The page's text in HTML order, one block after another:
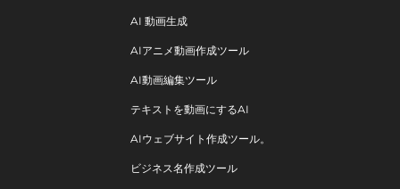
AI 動画生成
AIアニメ動画作成ツール
AI動画編集ツール
テキストを動画にするAI
AIウェブサイト作成ツール。
ビジネス名作成ツール